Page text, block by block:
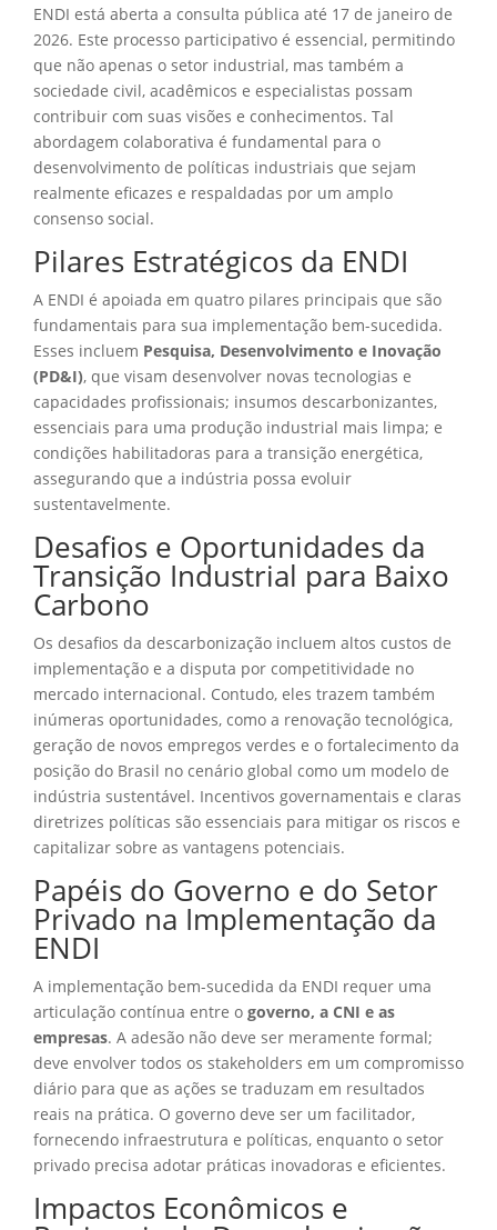
ENDI está aberta a consulta pública até 17 de janeiro de
2026. Este processo participativo é essencial, permitindo
que não apenas o setor industrial, mas também a
sociedade civil, acadêmicos e especialistas possam
contribuir com suas visões e conhecimentos. Tal
abordagem colaborativa é fundamental para o
desenvolvimento de políticas industriais que sejam
realmente eficazes e respaldadas por um amplo
consenso social.
Pilares Estratégicos da ENDI
A ENDI é apoiada em quatro pilares principais que são
fundamentais para sua implementação bem-sucedida.
Esses incluem Pesquisa, Desenvolvimento e Inovação
(PD&I), que visam desenvolver novas tecnologias e
capacidades profissionais; insumos descarbonizantes,
essenciais para uma produção industrial mais limpa; e
condições habilitadoras para a transição energética,
assegurando que a indústria possa evoluir
sustentavelmente.
Desafios e Oportunidades da
Transição Industrial para Baixo
Carbono
Os desafios da descarbonização incluem altos custos de
implementação e a disputa por competitividade no
mercado internacional. Contudo, eles trazem também
inúmeras oportunidades, como a renovação tecnológica,
geração de novos empregos verdes e o fortalecimento da
posição do Brasil no cenário global como um modelo de
indústria sustentável. Incentivos governamentais e claras
diretrizes políticas são essenciais para mitigar os riscos e
capitalizar sobre as vantagens potenciais.
Papéis do Governo e do Setor
Privado na Implementação da
ENDI
A implementação bem-sucedida da ENDI requer uma
articulação contínua entre o governo, a CNI e as
empresas. A adesão não deve ser meramente formal;
deve envolver todos os stakeholders em um compromisso
diário para que as ações se traduzam em resultados
reais na prática. O governo deve ser um facilitador,
fornecendo infraestrutura e políticas, enquanto o setor
privado precisa adotar práticas inovadoras e eficientes.
Impactos Econômicos e